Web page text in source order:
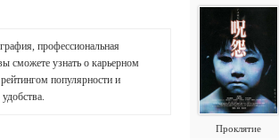
профессиональная
сможете узнать о карьерном
популярности и
Проклятие